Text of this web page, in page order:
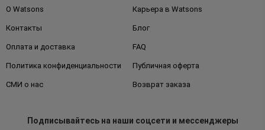
О Watsons Карьера в Watsons
Контакты Блог
Оплата и доставка FAQ
Политика конфиденциальности Публичная оферта
СМИ о нас Возврат заказа
Подписывайтесьна наши соцсети и мессенджеры